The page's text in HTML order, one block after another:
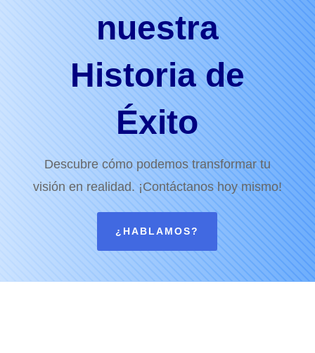
nuestra
Historia de
Éxito
Descubre cómo podemos transformar tu
visión en realidad. ¡Contáctanos hoy mismo!
¿HABLAMOS?